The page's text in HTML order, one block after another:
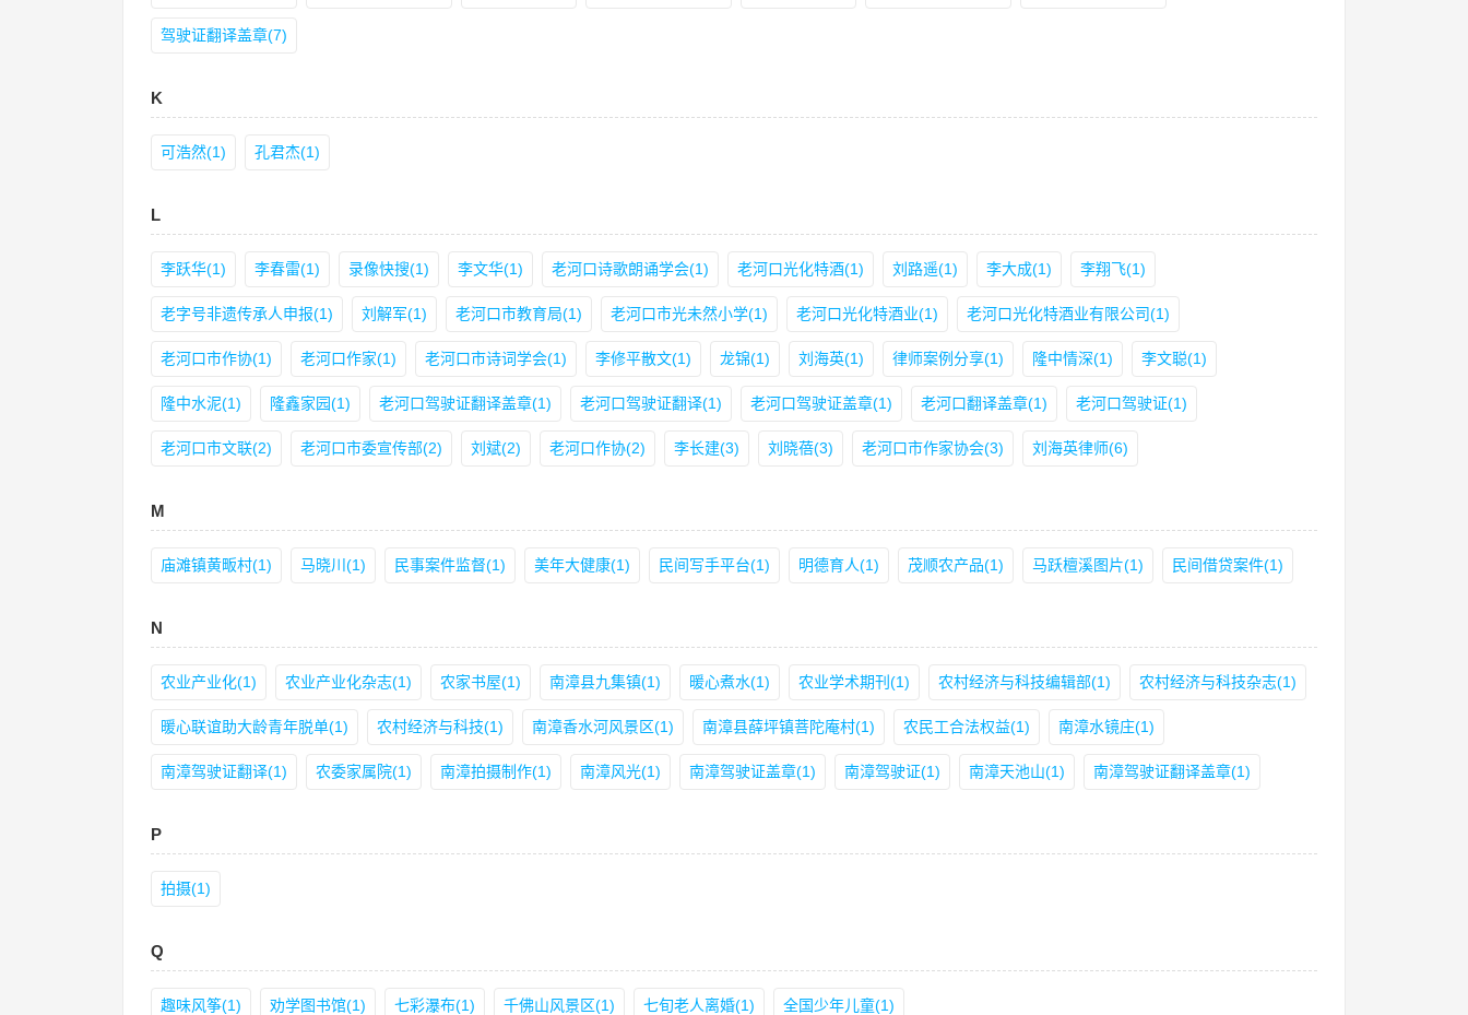
驾驶证翻译盖章(7)
K
可浩然(1) 孔君杰(1)
L
李跃华(1) 李春雷(1) 录像快搜(1) 李文华(1) 老河口诗歌朗诵学会(1) 老河口光化特酒(1) 刘路遥(1) 李大成(1) 李翔飞(1)
老字号非遗传承人申报(1) 刘解军(1) 老河口市教育局(1) 老河口市光未然小学(1) 老河口光化特酒业(1) 老河口光化特酒业有限公司(1)
老河口市作协(1) 老河口作家(1) 老河口市诗词学会(1) 李修平散文(1) 龙锦(1) 刘海英(1) 律师案例分享(1) 隆中情深(1) 李文聪(1)
隆中水泥(1) 隆鑫家园(1) 老河口驾驶证翻译盖章(1) 老河口驾驶证翻译(1) 老河口驾驶证盖章(1) 老河口翻译盖章(1) 老河口驾驶证(1)
老河口市文联(2) 老河口市委宣传部(2) 刘斌(2) 老河口作协(2) 李长建(3) 刘晓蓓(3) 老河口市作家协会(3) 刘海英律师(6)
M
庙滩镇黄畈村(1) 马晓川(1) 民事案件监督(1) 美年大健康(1) 民间写手平台(1) 明德育人(1) 茂顺农产品(1) 马跃檀溪图片(1) 民间借贷案件(1)
N
农业产业化(1) 农业产业化杂志(1) 农家书屋(1) 南漳县九集镇(1) 暖心煮水(1) 农业学术期刊(1) 农村经济与科技编辑部(1) 农村经济与科技杂志(1)
暖心联谊助大龄青年脱单(1) 农村经济与科技(1) 南漳香水河风景区(1) 南漳县薛坪镇菩陀庵村(1) 农民工合法权益(1) 南漳水镜庄(1)
南漳驾驶证翻译(1) 农委家属院(1) 南漳拍摄制作(1) 南漳风光(1) 南漳驾驶证盖章(1) 南漳驾驶证(1) 南漳天池山(1) 南漳驾驶证翻译盖章(1)
P
拍摄(1)
Q
趣味风筝(1) 劝学图书馆(1) 七彩瀑布(1) 千佛山风景区(1) 七旬老人离婚(1) 全国少年儿童(1)